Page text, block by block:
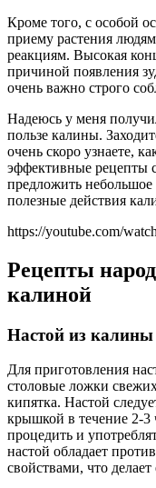
Кроме того, с особой
приему растения
реакциям. Высокая
причиной появления
очень важно строго
Надеюсь у меня
пользе калины.
очень скоро узнаете,
эффективные рецепты
предложить
полезные действия
https://youtube.com/
Рецепты
калиной
Настой из калины
Для приготовления
столовые ложки
кипятка. Настой
крышкой в течение 2-3
процедить и
настой обладает
свойствами, что